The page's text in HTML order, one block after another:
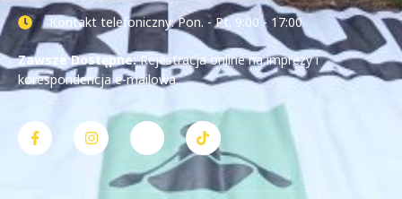
Kontakt telefoniczny: Pon. - Pt. 9:00 - 17:00
Zawsze Dostępne:Rejestracja online na imprezy i
korespondencja e-mailowa.